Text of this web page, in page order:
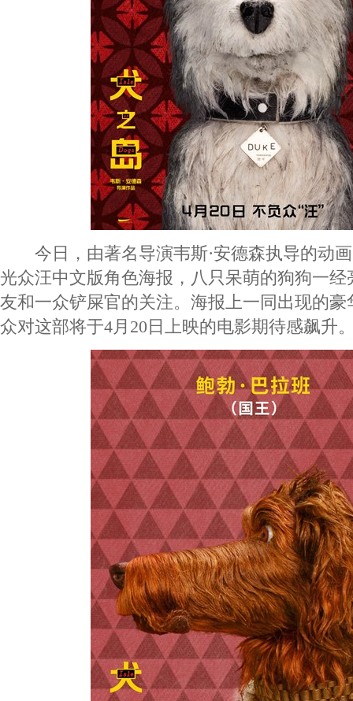
今日，由著名导演韦斯·安德森执导的动画
光众汪中文版角色海报，八只呆萌的狗狗一
友和一众铲屎官的关注。海报上一同出现的
众对这部将于4月20日上映的电影期待感飙升